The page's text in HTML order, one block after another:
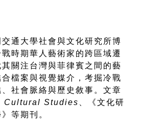
交通大學社會與文化研究所博
時期華人藝術家的跨區域遷
關注台灣與菲律賓之間的藝
檔案與視覺媒介，考掘冷戰
社會脈絡與歷史敘事。文章
Cultural Studies
、《文化研
等期刊。